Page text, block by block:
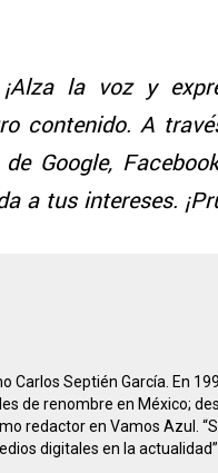
la voz y
contenido. A
Google,
a tus intereses.
Carlos Septién García. En
de renombre en México;
redactor en Vamos Azul.
digitales en la actualidad”